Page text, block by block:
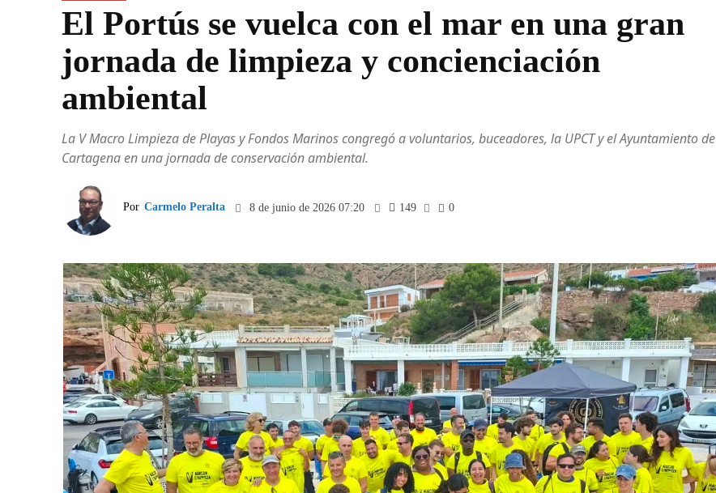
El Portús se vuelca con el mar en una gran
jornada de limpieza y concienciación
ambiental
La V Macro Limpieza de Playas y Fondos Marinos congregó a voluntarios, buceadores, la UPCT y el Ayuntamiento de
Cartagena en una jornada de conservación ambiental.
Por Carmelo Peralta 8 de junio de 2026 07:20 149 0